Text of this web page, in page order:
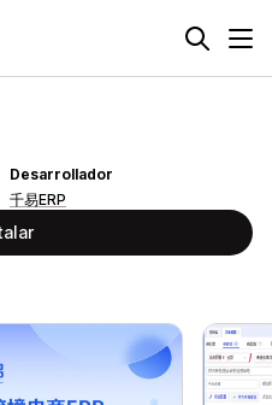
Desarrollador
千易ERP